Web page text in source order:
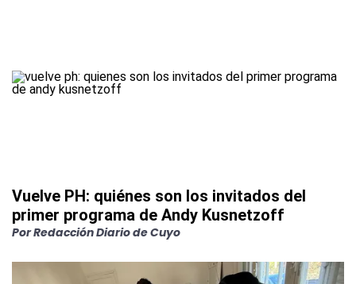
Vuelve PH: quiénes son los invitados del
primer programa de Andy Kusnetzoff
PorRedacción Diario de Cuyo